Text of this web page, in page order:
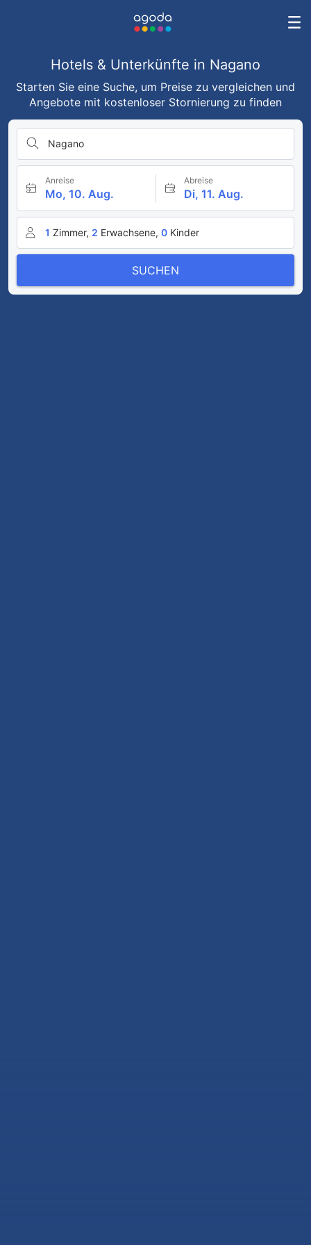
Hotels & Unterkünfte in Nagano
Starten Sie eine Suche, um Preise zu vergleichen und
Angebote mit kostenloser Stornierung zu finden
Nagano
Anreise
Mo, 10. Aug.
Abreise
Di, 11. Aug.
1 Zimmer, 2 Erwachsene, 0 Kinder
SUCHEN